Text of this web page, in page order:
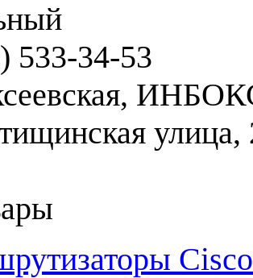
533-34-53
улица,
Cisco